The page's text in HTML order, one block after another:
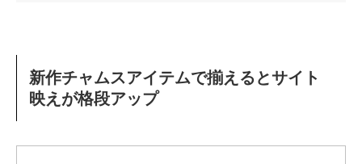
新作チャムスアイテムで揃えるとサイト
映えが格段アップ